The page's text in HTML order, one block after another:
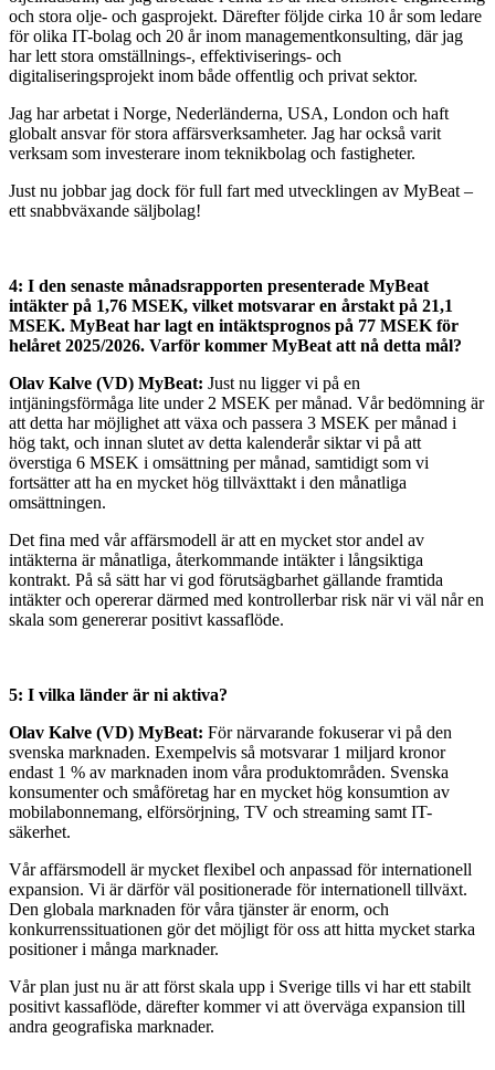
och stora olje- och gasprojekt. Därefter följde cirka 10 år som ledare
för olika IT-bolag och 20 år inom managementkonsulting, där jag
har lett stora omställnings-, effektiviserings- och
digitaliseringsprojekt inom både offentlig och privat sektor.
Jag har arbetat i Norge, Nederländerna, USA, London och haft
globalt ansvar för stora affärsverksamheter. Jag har också varit
verksam som investerare inom teknikbolag och fastigheter.
Just nu jobbar jag dock för full fart med utvecklingen av MyBeat –
ett snabbväxande säljbolag!
4: I den senaste månadsrapporten presenterade MyBeat
intäkter på 1,76 MSEK, vilket motsvarar en årstakt på 21,1
MSEK. MyBeat har lagt en intäktsprognos på 77 MSEK för
helåret 2025/2026. Varför kommer MyBeat att nå detta mål?
Olav Kalve (VD) MyBeat: Just nu ligger vi på en
intjäningsförmåga lite under 2 MSEK per månad. Vår bedömning är
att detta har möjlighet att växa och passera 3 MSEK per månad i
hög takt, och innan slutet av detta kalenderår siktar vi på att
överstiga 6 MSEK i omsättning per månad, samtidigt som vi
fortsätter att ha en mycket hög tillväxttakt i den månatliga
omsättningen.
Det fina med vår affärsmodell är att en mycket stor andel av
intäkterna är månatliga, återkommande intäkter i långsiktiga
kontrakt. På så sätt har vi god förutsägbarhet gällande framtida
intäkter och opererar därmed med kontrollerbar risk när vi väl når en
skala som genererar positivt kassaflöde.
5: I vilka länder är ni aktiva?
Olav Kalve (VD) MyBeat: För närvarande fokuserar vi på den
svenska marknaden. Exempelvis så motsvarar 1 miljard kronor
endast 1 % av marknaden inom våra produktområden. Svenska
konsumenter och småföretag har en mycket hög konsumtion av
mobilabonnemang, elförsörjning, TV och streaming samt IT-
säkerhet.
Vår affärsmodell är mycket flexibel och anpassad för internationell
expansion. Vi är därför väl positionerade för internationell tillväxt.
Den globala marknaden för våra tjänster är enorm, och
konkurrenssituationen gör det möjligt för oss att hitta mycket starka
positioner i många marknader.
Vår plan just nu är att först skala upp i Sverige tills vi har ett stabilt
positivt kassaflöde, därefter kommer vi att överväga expansion till
andra geografiska marknader.